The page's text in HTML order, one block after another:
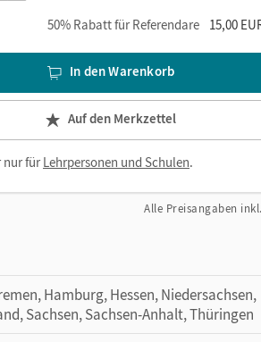
50% Rabatt für Referendare 15,00
In den Warenkorb
Auf den Merkzettel
nur fürLehrpersonen und Schulen.
Alle Preisangaben
Hamburg, Hessen, Niedersachsen,
Sachsen, Sachsen-Anhalt, Thüringen